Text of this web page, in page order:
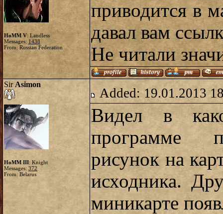
HoMM V: Landless
Messages: 1438
From: Russian Federation
приводится в
давал вам
Не читали
Sir Asimon
HoMM III: Knight
Messages: 372
From: Belarus
Added: 19.01.2013
Видел в
программе
рисунок на
исходника.
миникарте